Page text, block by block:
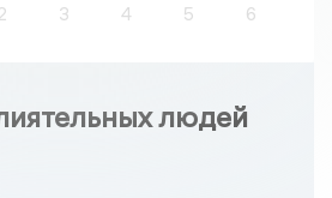
3 4 5 6
людей